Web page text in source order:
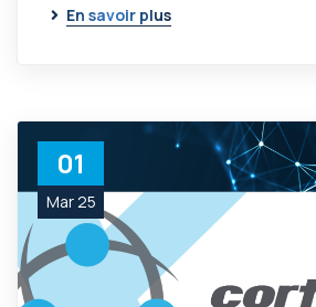
En savoir plus
01
Mar 25